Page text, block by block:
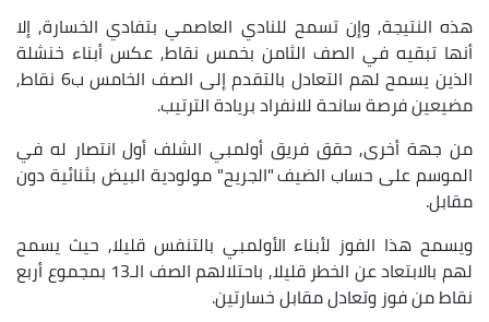
هذه النتيجة, وإن تسمح للنادي العاصمي بتفادي الخسارة, إلا
أنها تبقيه في الصف الثامن بخمس نقاط, عكس أبناء خنشلة
الذين يسمح لهم التعادل بالتقدم إلى الصف الخامس ب6 نقاط,
مضيعين فرصة سانحة للانفراد بريادة الترتيب.
من جهة أخرى, حقق فريق أولمبي الشلف أول انتصار له في
الموسم على حساب الضيف "الجريح" مولودية البيض بثنائية دون
مقابل.
ويسمح هذا الفوز لأبناء الأولمبي بالتنفس قليلا, حيث يسمح
لهم بالابتعاد عن الخطر قليلا, باحتلالهم الصف الـ13 بمجموع أربع
نقاط من فوز وتعادل مقابل خسارتين.